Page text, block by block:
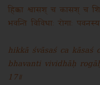
हिक्का श्वासश् च कासश् च
भवन्ति विविधाः रोगाः
hikkā śvāsaś ca kāsaś
bhavanti vividhāḥ
17॥